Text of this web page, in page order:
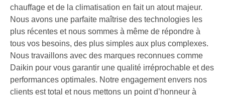
chauffage et de la climatisation en fait un atout majeur.
Nous avons une parfaite maîtrise des technologies les
plus récentes et nous sommes à même de répondre à
tous vos besoins, des plus simples aux plus complexes.
Nous travaillons avec des marques reconnues comme
Daikin pour vous garantir une qualité irréprochable et des
performances optimales. Notre engagement envers nos
clients est total et nous mettons un point d’honneur à